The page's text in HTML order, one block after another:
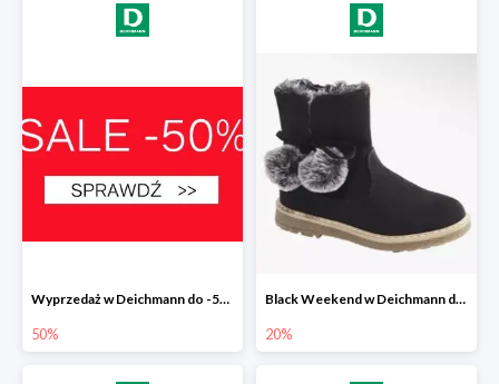
Wyprzedaż w Deichmann do -50%
50%
Black Weekend w Deichmann do -20%
20%